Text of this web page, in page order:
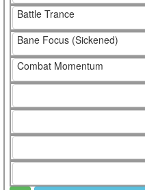
Battle Trance
Bane Focus (Sickened)
Combat Momentum